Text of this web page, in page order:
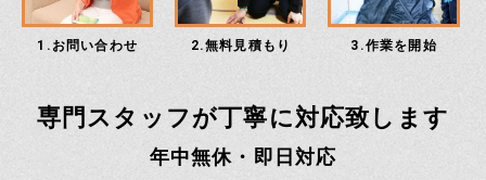
1.お問い合わせ 2.無料見積もり 3.作業を開始
専門スタッフが丁寧に対応致します
年中無休・即日対応